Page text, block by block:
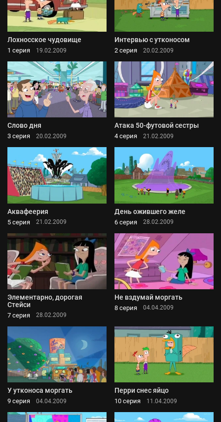
Лохносское чудовище
1 серия 19.02.2009
Интервью с утконосом
2 серия 20.02.2009
Слово дня
3 серия 20.02.2009
Атака 50-футовой сестры
4 серия 21.02.2009
Аквафеерия
5 серия 21.02.2009
День ожившего желе
6 серия 28.02.2009
Элементарно, дорогая
Стейси
7 серия 28.02.2009
Не вздумай моргать
8 серия 04.04.2009
У утконоса моргать
9 серия 04.04.2009
Перри снес яйцо
10 серия 11.04.2009